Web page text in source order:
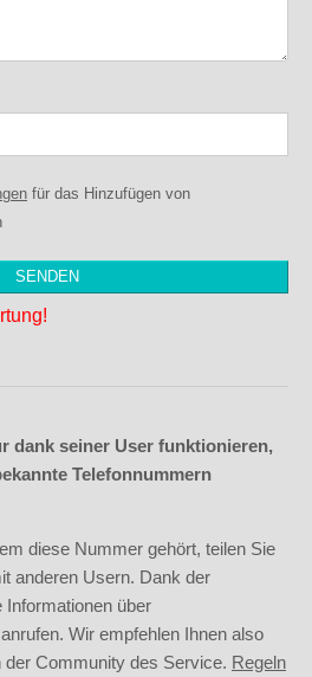
für das Hinzufügen von
dank seiner User funktionieren,
Telefonnummern
diese Nummer gehört, teilen Sie
anderen Usern. Dank der
Informationen über
Wir empfehlen Ihnen also
der Community des Service. Regeln